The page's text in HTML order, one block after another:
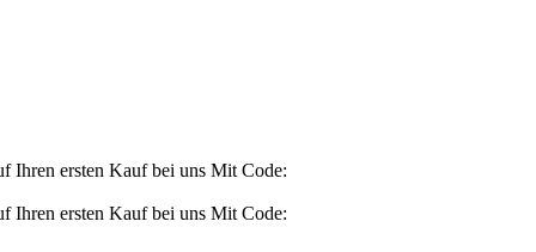
Ihren ersten Kauf bei uns Mit Code:
Ihren ersten Kauf bei uns Mit Code: